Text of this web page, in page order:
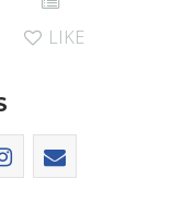
LIKE